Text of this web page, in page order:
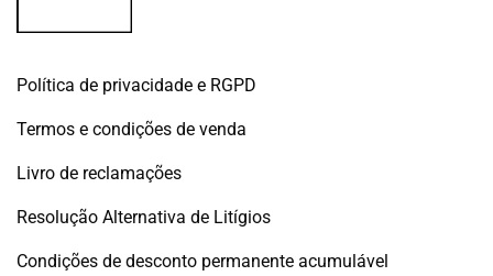
Política de privacidade e RGPD
Termos e condições de venda
Livro de reclamações
Resolução Alternativa de Litígios
Condições de desconto permanente acumulável